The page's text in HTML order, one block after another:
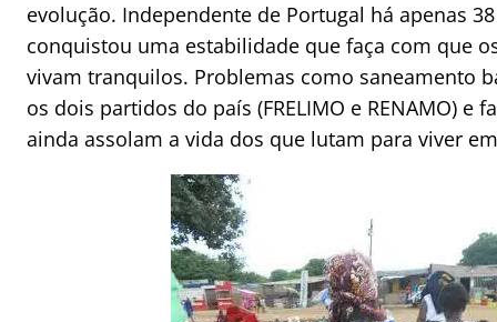
evolução. Independente de Portugal há apenas
conquistou uma estabilidade que faça com que
vivam tranquilos. Problemas como saneamento
os dois partidos do país (FRELIMO e RENAMO) e
ainda assolam a vida dos que lutam para viver